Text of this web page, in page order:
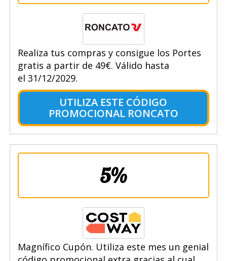
Realiza tus compras y consigue los Portes
gratis a partir de 49€. Válido hasta
el 31/12/2029.
UTILIZA ESTE CÓDIGO
PROMOCIONAL RONCATO
5%
Magnífico Cupón. Utiliza este mes un genial